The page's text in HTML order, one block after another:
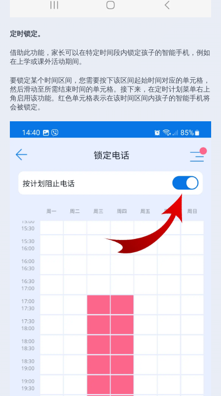
定时锁定。
借助此功能，家长可以在特定时间段内锁定孩子的智能手机，例如
在上学或课外活动期间。
要锁定某个时间区间，您需要按下该区间起始时间对应的单元格，
然后滑动至所需结束时间的单元格。接下来，在定时计划菜单右上
角启用该功能。红色单元格表示在该时间区间内孩子的智能手机将
会被锁定。